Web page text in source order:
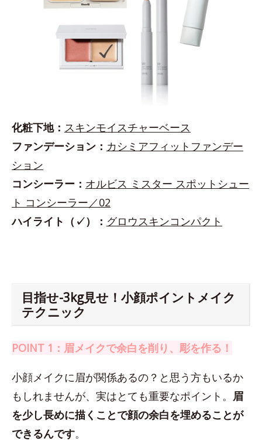
化粧下地： スキンモイスチャーベース
ファンデーション： カシミアフィットファンデー
ション
コンシーラー： オルビス ミスター スポットシュー
ト コンシーラー／02
ハイライト（✓）： グロウスキンコンパクト
目指せ-3kg見せ！小顔ポイントメイク
テクニック
POINT 1：眉メイクで余白を削り、彫を作る！
小顔メイクに眉が関係あるの？と思う方もいるか
もしれませんが、実はとても重要なポイント。 眉
を少し長めに描くことで顔の余白を埋めることが
できるんです。